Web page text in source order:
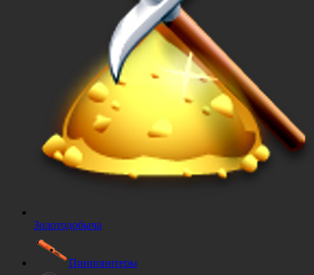
Золотодобыча
Пинпоинтеры